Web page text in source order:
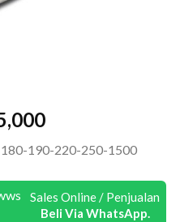
180-190-220-250-1500
180-190-220-250-1500
Sales Online / Penjualan
Beli Via WhatsApp.